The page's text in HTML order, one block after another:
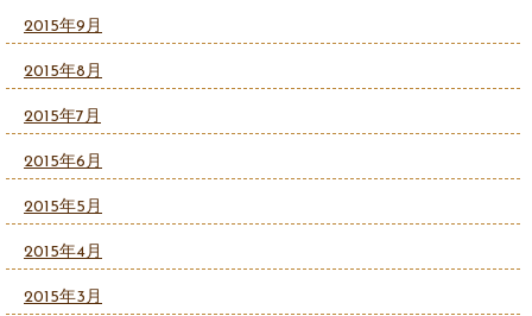
2015年9月
2015年8月
2015年7月
2015年6月
2015年5月
2015年4月
2015年3月